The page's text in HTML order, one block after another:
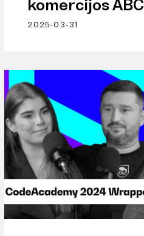
komercijos ABC
2025-03-31